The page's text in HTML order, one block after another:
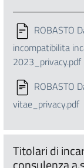
ROBASTO
incompatibilita
2023_privacy.pdf
ROBASTO
vitae_privacy.pdf
Titolari di